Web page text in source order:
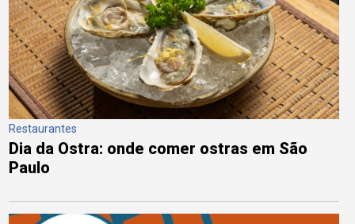
Restaurantes
Dia da Ostra: onde comer ostras em São
Paulo